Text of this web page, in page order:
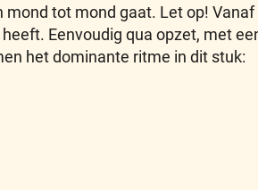
tot mond gaat. Let op! Vanaf
Eenvoudig qua opzet, met
het dominante ritme in dit stuk: